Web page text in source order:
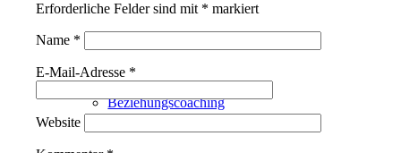
Beziehungscoaching
Erforderliche Felder sind mit * markiert
Name *
E-Mail-Adresse *
Website